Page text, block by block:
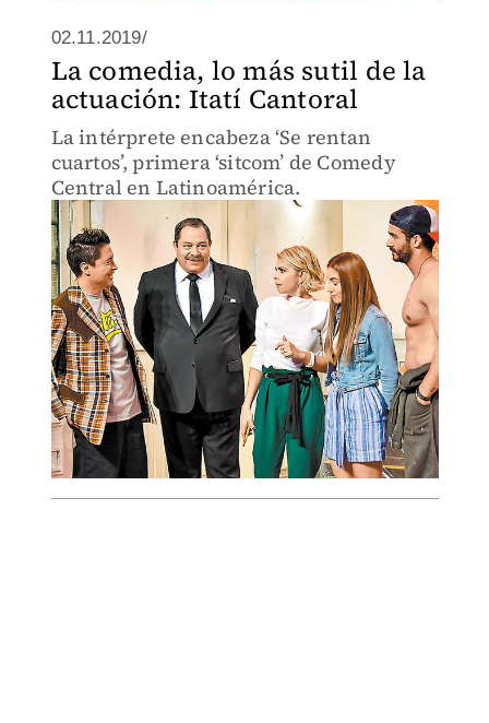
02.11.2019/
La comedia, lo más sutil de la
actuación: Itatí Cantoral
La intérprete encabeza ‘Se rentan
cuartos’, primera ‘sitcom’ de Comedy
Central en Latinoamérica.